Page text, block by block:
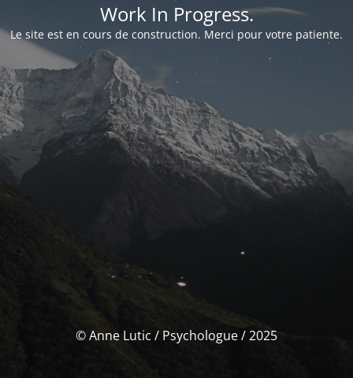
Work In Progress.
Le site est en cours de construction. Merci pour votre patiente.
© Anne Lutic / Psychologue / 2025